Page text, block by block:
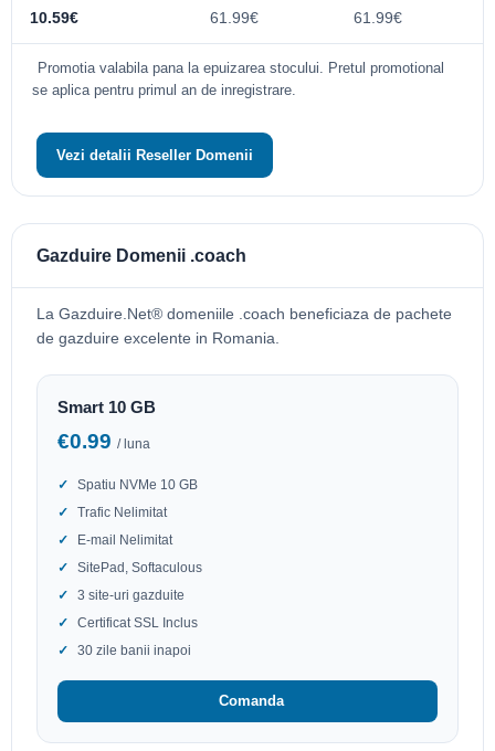
10.59€ 61.99€ 61.99€
Promotia valabila pana la epuizarea stocului. Pretul promotional
se aplica pentru primul an de inregistrare.
Vezi detalii Reseller Domenii
Gazduire Domenii .coach
La Gazduire.Net® domeniile .coach beneficiaza de pachete
de gazduire excelente in Romania.
Smart 10 GB
€0.99 / luna
Spatiu NVMe 10 GB
Trafic Nelimitat
E-mail Nelimitat
SitePad, Softaculous
3 site-uri gazduite
Certificat SSL Inclus
30 zile banii inapoi
Comanda